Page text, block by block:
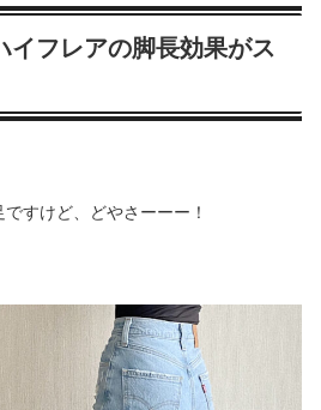
イフレアの脚長効果がス
すけど、どやさーーー！